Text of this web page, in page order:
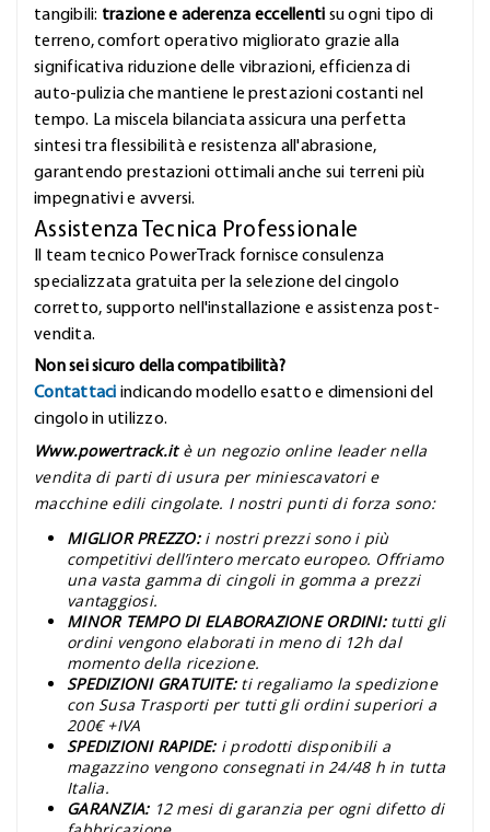
tangibili: trazione e aderenza eccellenti su ogni tipo di
terreno, comfort operativo migliorato grazie alla
significativa riduzione delle vibrazioni, efficienza di
auto-pulizia che mantiene le prestazioni costanti nel
tempo. La miscela bilanciata assicura una perfetta
sintesi tra flessibilità e resistenza all'abrasione,
garantendo prestazioni ottimali anche sui terreni più
impegnativi e avversi.
Assistenza Tecnica Professionale
Il team tecnico PowerTrack fornisce consulenza
specializzata gratuita per la selezione del cingolo
corretto, supporto nell'installazione e assistenza post-
vendita.
Non sei sicuro della compatibilità?
Contattaci indicando modello esatto e dimensioni del
cingolo in utilizzo.
Www.powertrack.it è un negozio online leader nella
vendita di parti di usura per miniescavatori e
macchine edili cingolate. I nostri punti di forza sono:
MIGLIOR PREZZO: i nostri prezzi sono i più
competitivi dell’intero mercato europeo. Offriamo
una vasta gamma di cingoli in gomma a prezzi
vantaggiosi.
MINOR TEMPO DI ELABORAZIONE ORDINI: tutti gli
ordini vengono elaborati in meno di 12h dal
momento della ricezione.
SPEDIZIONI GRATUITE: ti regaliamo la spedizione
con Susa Trasporti per tutti gli ordini superiori a
200€ +IVA
SPEDIZIONI RAPIDE: i prodotti disponibili a
magazzino vengono consegnati in 24/48 h in tutta
Italia.
GARANZIA: 12 mesi di garanzia per ogni difetto di